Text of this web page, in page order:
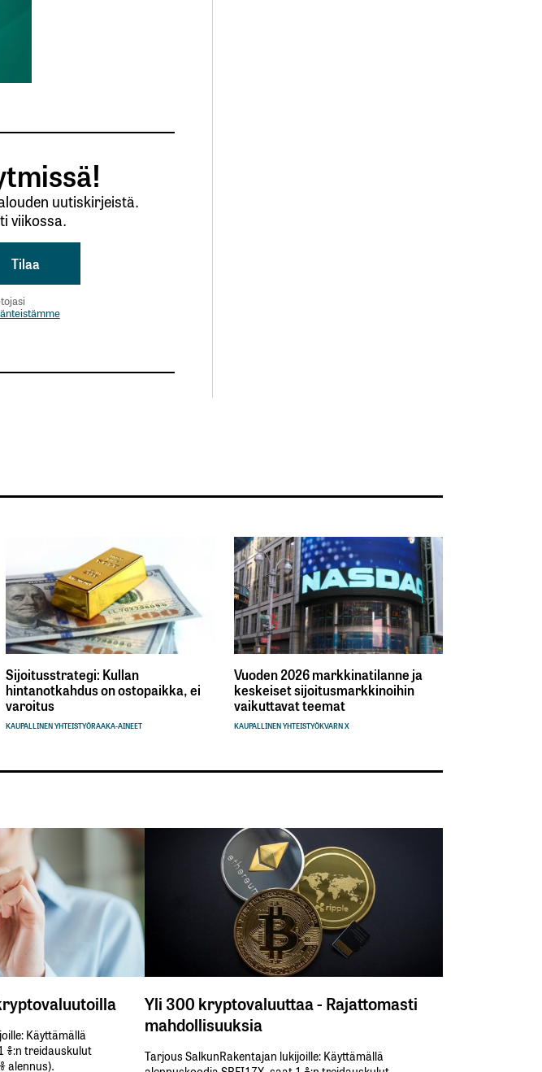
uutiskirjeistä.
viikossa.
Sijoitusstrategi: Kullan
hintanotkahdus on ostopaikka, ei
varoitus
KAUPALLINEN YHTEISTYÖRAAKA-AINEET
Vuoden 2026 markkinatilanne ja
keskeiset sijoitusmarkkinoihin
vaikuttavat teemat
KAUPALLINEN YHTEISTYÖKVARN X
Käyttämällä​
treidauskulut​
​alennus).
Yli 300 kryptovaluuttaa - Rajattomasti
mahdollisuuksia
Tarjous SalkunRakentajan lukijoille: Käyttämällä​ ​